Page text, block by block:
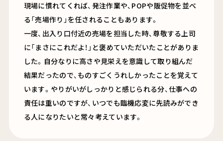
現場に慣れてくれば、発注作業や、 POPや販促物を並べ
る「売場作り」を任されることもあります。
一度、出入り口付近の売場を担当した時、尊敬する上司
に「まさにこれだよ！」と褒めていただいたことがありま
した。自分なりに高さや見栄えを意識して取り組んだ
結果だったので、ものすごくうれしかったことを覚えて
います。やりがいがしっかりと感じられる分、仕事への
責任は重いのですが、いつでも臨機応変に先読みができ
る人になりたいと常々考えています。